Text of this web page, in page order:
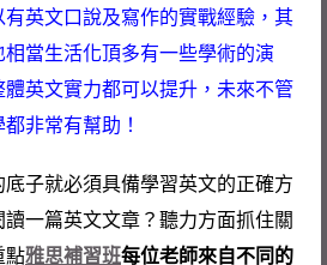
英文口說及寫作的實戰經驗，其
當生活化頂多有一些學術的演
英文實力都可以提升，未來不管
非常有幫助！
子就必須具備學習英文的正確方
一篇英文文章？聽力方面抓住關
點雅思補習班每位老師來自不同的